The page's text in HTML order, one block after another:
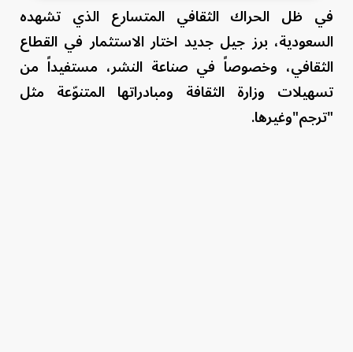
في ظل الحراك الثقافي المتسارع الذي تشهده
السعودية، برز جيل جديد اختار الاستثمار في القطاع
الثقافي، وخصوصاً في صناعة النشر، مستفيداً من
تسهيلات وزارة الثقافة ومبادراتها المتنوّعة مثل
"ترجم"وغيرها.